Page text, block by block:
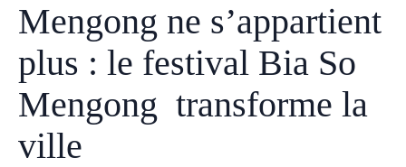
Mengong ne s’appartient
plus : le festival Bia So
Mengong transforme la
ville